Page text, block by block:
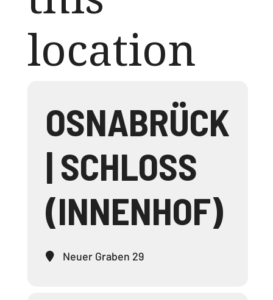
location
OSNABRÜCK
| SCHLOSS
(INNENHOF)
Neuer Graben 29